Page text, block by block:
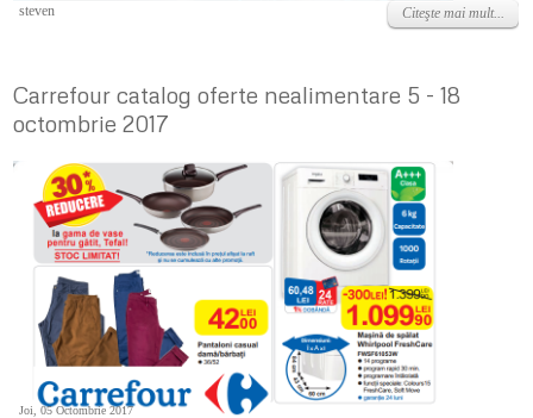
steven Citeşte mai mult...
Carrefour catalog oferte nealimentare 5 - 18
octombrie 2017
Joi, 05 Octombrie 2017